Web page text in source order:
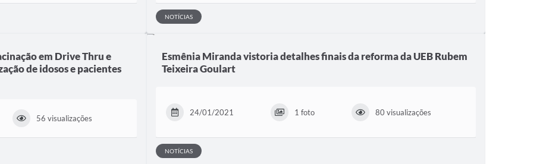
NOTÍCIAS
em Drive Thru e
de idosos e pacientes
56 visualizações
Esmênia Miranda vistoria detalhes finais da reforma da UEB Rubem
Teixeira Goulart
24/01/2021 1 foto 80 visualizações
NOTÍCIAS